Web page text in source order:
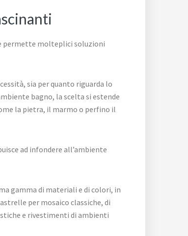
permette molteplici soluzioni
sia per quanto riguarda lo
bagno, la scelta si estende
la pietra, il marmo o perfino il
ad infondere all’ambiente
gamma di materiali e di colori, in
per mosaico classiche, di
e rivestimenti di ambienti